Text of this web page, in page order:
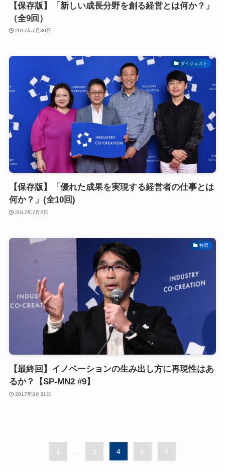
【保存版】「新しい成長分野を創る経営とは何か？」
（全9回）
2017年7月30日
ダイジェスト
【保存版】「優れた成果を実現する経営者の仕事とは
何か？」(全10回)
2017年7月2日
特選
【最終回】イノベーションの生み出し方に再現性はあ
るか？【SP-MN2 #9】
2017年3月31日
1 3 4 5 6